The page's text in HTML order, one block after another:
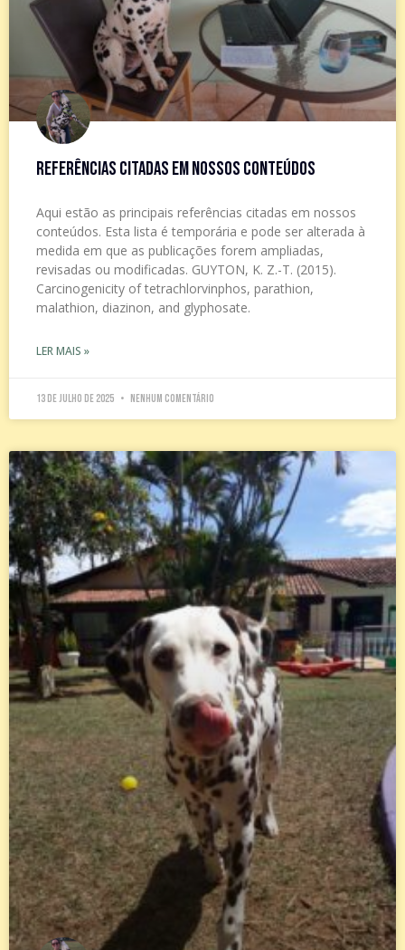
Referências citadas em nossos conteúdos
Aqui estão as principais referências citadas em nossos
conteúdos. Esta lista é temporária e pode ser alterada à
medida em que as publicações forem ampliadas,
revisadas ou modificadas. GUYTON, K. Z.-T. (2015).
Carcinogenicity of tetrachlorvinphos, parathion,
malathion, diazinon, and glyphosate.
LER MAIS »
13 de julho de 2025 Nenhum comentário